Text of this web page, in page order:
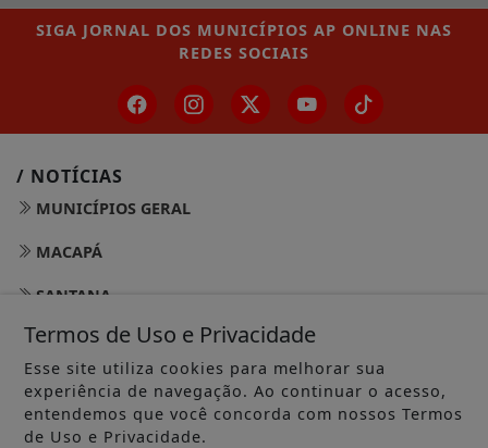
SIGA JORNAL DOS MUNICÍPIOS AP ONLINE NAS
REDES SOCIAIS
/ NOTÍCIAS
MUNICÍPIOS GERAL
MACAPÁ
SANTANA
LARANJAL DO JARI
OIAPOQUE
MAZAGÃO
Termos de Uso e Privacidade
Esse site utiliza cookies para melhorar sua
experiência de navegação. Ao continuar o acesso,
entendemos que você concorda com nossos Termos
de Uso e Privacidade.